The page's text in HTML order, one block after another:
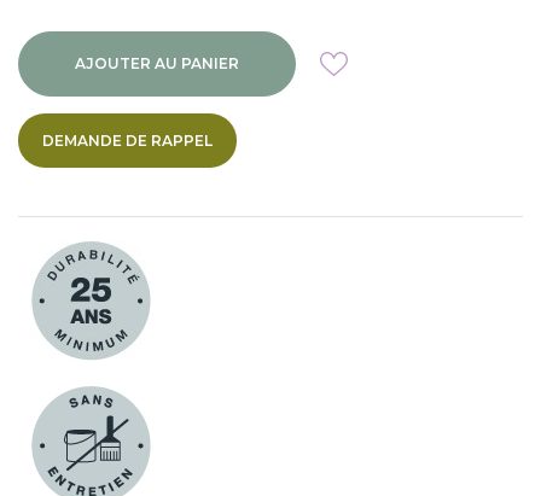
AJOUTER AU PANIER
DEMANDE DE RAPPEL